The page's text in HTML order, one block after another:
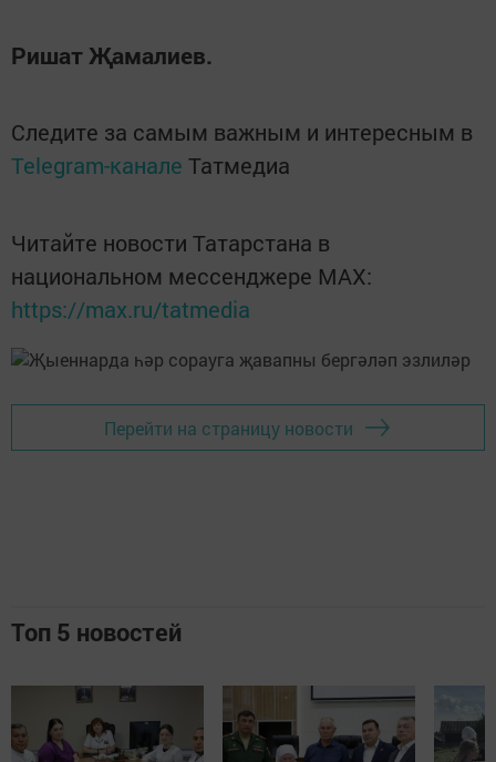
Ришат Җамалиев.
Следите за самым важным и интересным в
Telegram-канале Татмедиа
Читайте новости Татарстана в
национальном мессенджере MАХ:
https://max.ru/tatmedia
Перейти на страницу новости
Топ 5 новостей